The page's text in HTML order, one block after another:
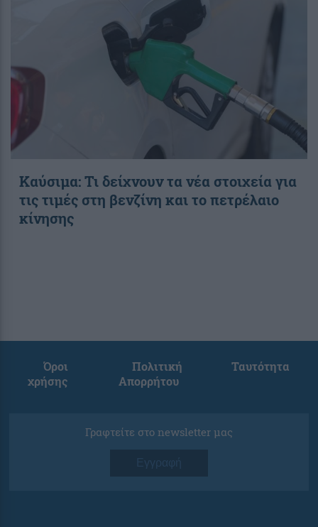
Καύσιμα: Τι δείχνουν τα νέα στοιχεία για
τις τιμές στη βενζίνη και το πετρέλαιο
κίνησης
Όροι
χρήσης
Πολιτική
Απορρήτου
Ταυτότητα
Γραφτείτε στο newsletter μας
Εγγραφή